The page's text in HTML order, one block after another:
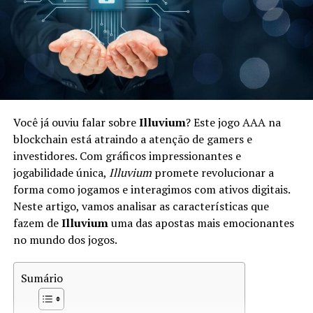
investir em um ecossistema econômico digital.
Como Funciona a Economia em Star
Atlas
A economia de Star Atlas é complexa e baseada em um
sistema de diferentes tipos de ativos digitais. Os
jogadores podem negociar naves,planetóidese outros
bens dentro do jogo. Aqui estão alguns aspectos chave:
Tokens:Star Atlas utiliza dois tokens principais —
ATLAS e POLIS. ATLAS é utilizado para transações
gerais, enquanto POLIS representa a governança.
Mercado:Os jogadores podem participar em um
mercado dinâmico onde vendem e compram ativos,
influenciando os preços com base na oferta e
demanda.
Você já ouviu falar sobreIlluvium? Este jogo AAA na
blockchain está atraindo a atenção de gamers e
investidores. Com gráficos impressionantes e
jogabilidade única, Illuviumpromete revolucionar a
forma como jogamos e interagimos com ativos digitais.
Neste artigo, vamos analisar as características que
fazem deIlluviumuma das apostas mais emocionantes
no mundo dos jogos.
Sumário